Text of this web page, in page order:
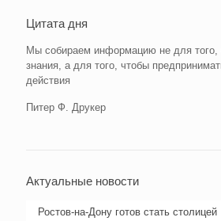
Цитата дня
Мы собираем информацию не для того,
знания, а для того, чтобы
действия
Питер Ф. Друкер
Актуальные новости
Ростов-на-Дону готов стать столицей